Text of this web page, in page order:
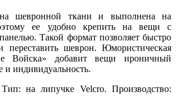
шевронной ткани и выполнена на
ее удобно крепить на вещи с
Такой формат позволяет быстро
переставить шеврон. Юмористическая
Войска» добавит вещи ироничный
и индивидуальность.
на липучке Velcro. Производство: